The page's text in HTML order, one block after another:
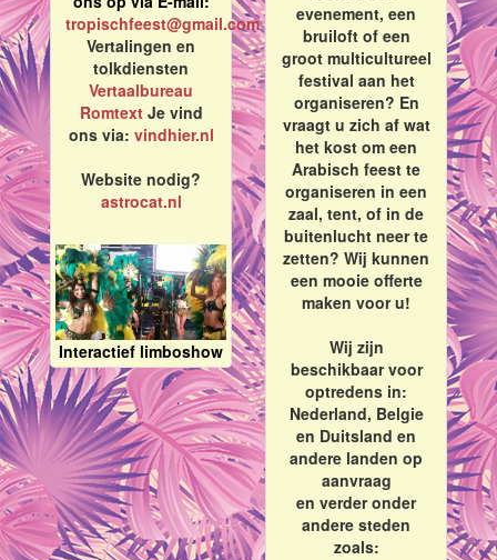
tropischfeest@gmail.com
Vertalingen en
tolkdiensten
Vertaalbureau
RomtextJe vind
ons via: vindhier.nl
Website nodig?
astrocat.nl
Interactief limboshow
evenement, een
bruiloft of een
groot multicultureel
festival aan het
organiseren? En
vraagt u zich af wat
het kost om een
Arabisch feest te
organiseren in een
zaal, tent, of in de
buitenlucht neer te
zetten? Wij kunnen
een mooie offerte
maken voor u!
Wij zijn
beschikbaar voor
optredens in:
Nederland, Belgie
en Duitsland en
andere landen op
aanvraag
en verder onder
andere steden
zoals: